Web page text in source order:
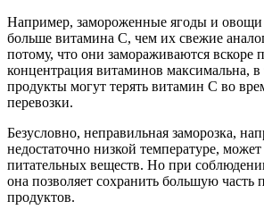
Например, замороженные ягоды и овощи
больше витамина С, чем их свежие
потому, что они замораживаются вскоре
концентрация витаминов максимальна,
продукты могут терять витамин С во
перевозки.
Безусловно, неправильная заморозка,
недостаточно низкой температуре,
питательных веществ. Но при
она позволяет сохранить большую часть
продуктов.